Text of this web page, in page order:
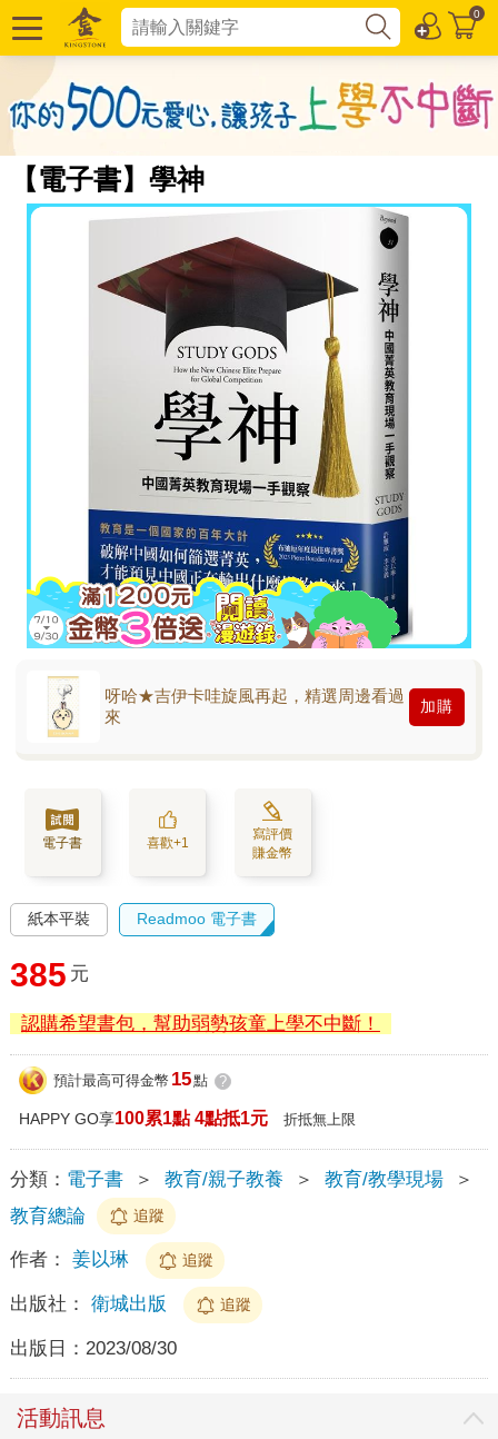
0
【電子書】學神
呀哈★吉伊卡哇旋風再起，精選周邊看過
來
加購
電子書 喜歡+1
寫評價
賺金幣
紙本平裝 Readmoo 電子書
385 元
認購希望書包，幫助弱勢孩童上學不中斷！
預計最高可得金幣 15點 ?
HAPPY GO享100累1點 4點抵1元 折抵無上限
分類： 電子書 ＞ 教育/親子教養 ＞ 教育/教學現場
＞
教育總論
追蹤
作者： 姜以琳 追蹤
出版社： 衛城出版 追蹤
出版日： 2023/08/30
活動訊息